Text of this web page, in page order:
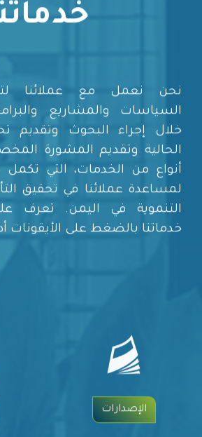
نحن نعمل مع عملائنا
السياسات والمشاريع
خلال إجراء البحوث وتقديم
الحالية وتقديم المشورة
أنواع من الخدمات، التي
لمساعدة عملائنا في تحقيق
التنموية في اليمن. تعرف
خدماتنا بالضغط على الأيقونات
الإصدارات